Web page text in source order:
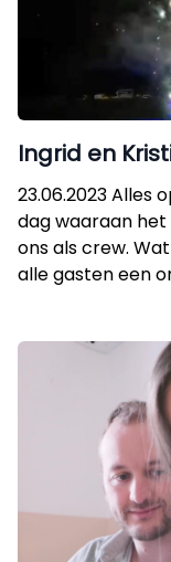
Ingrid en
23.06.2023 Alles
dag waaraan
ons als crew.
alle gasten een